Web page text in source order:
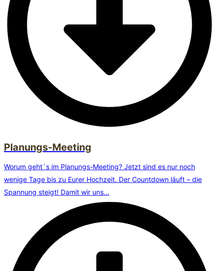
Planungs-Meeting
Worum geht´s im Planungs-Meeting? Jetzt sind es nur noch
wenige Tage bis zu Eurer Hochzeit. Der Countdown läuft – die
Spannung steigt! Damit wir uns…